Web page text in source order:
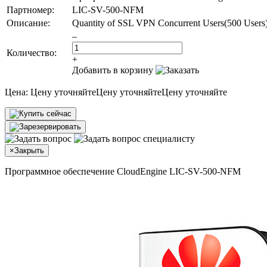
Партномер:
LIC-SV-500-NFM
Описание:
Quantity of SSL VPN Concurrent Users(500
Количество:
–
+
Добавить в корзину
Цена: Цену уточняйтеЦену уточняйтеЦену уточняйте
×Закрыть
Программное обеспечение CloudEngine LIC-SV-500-NFM